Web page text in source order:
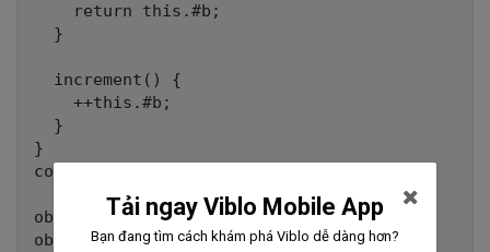
    return this.#b;
  }
  increment() {
    ++this.#b;
  }
}
const obj = new Foo();
obj['#b']; // undefined
obj.a = 10;
Tải ngay Viblo Mobile App
Bạn đang tìm cách khám phá Viblo dễ dàng hơn?